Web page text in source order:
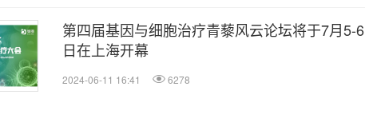
第四届基因与细胞治疗青藜风云论坛将于7月5-6
日在上海开幕
2024-06-11 16:41 6278